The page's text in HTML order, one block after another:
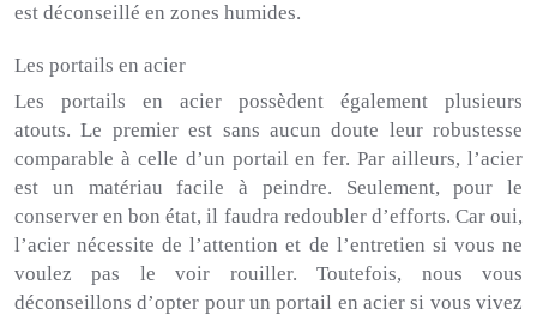
est déconseillé en zones humides.
Les portails en acier
Les portails en acier possèdent également plusieurs
atouts. Le premier est sans aucun doute leur robustesse
comparable à celle d’un portail en fer. Par ailleurs, l’acier
est un matériau facile à peindre. Seulement, pour le
conserver en bon état, il faudra redoubler d’efforts. Car oui,
l’acier nécessite de l’attention et de l’entretien si vous ne
voulez pas le voir rouiller. Toutefois, nous vous
déconseillons d’opter pour un portail en acier si vous vivez